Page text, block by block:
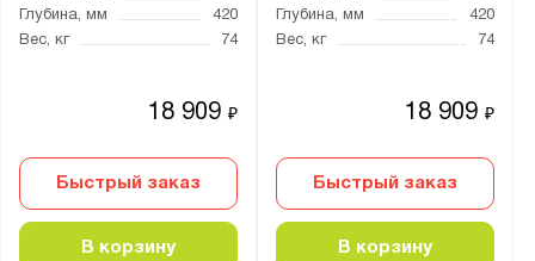
Глубина, мм
420
Вес, кг
74
18 909₽
Быстрый заказ
В корзину
Глубина, мм
420
Вес, кг
74
18 909₽
Быстрый заказ
В корзину
Показать Сбросить